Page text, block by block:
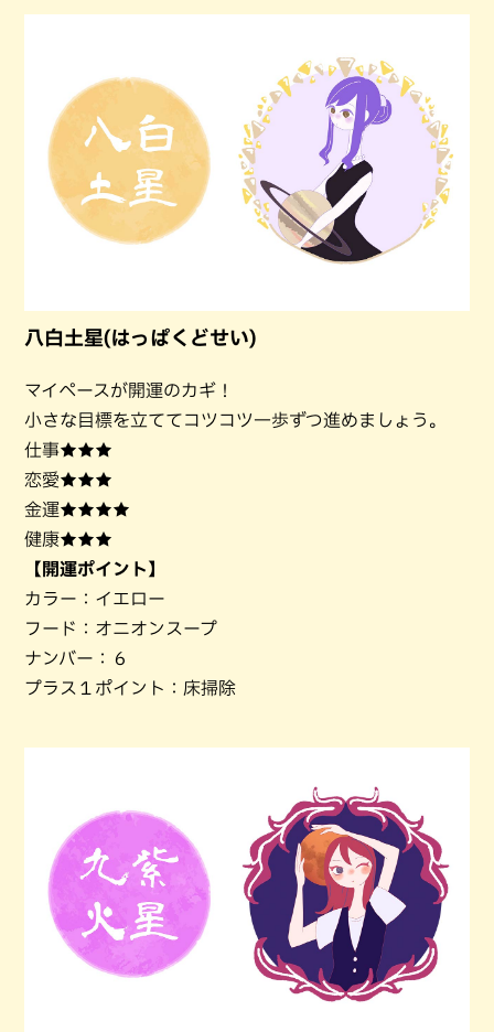
八白土星(はっぱくどせい)
マイペースが開運のカギ！
小さな目標を立ててコツコツ一歩ずつ進めましょう。
仕事★★★
恋愛★★★
金運★★★★
健康★★★
【開運ポイント】
カラー：イエロー
フード：オニオンスープ
ナンバー：６
プラス１ポイント：床掃除